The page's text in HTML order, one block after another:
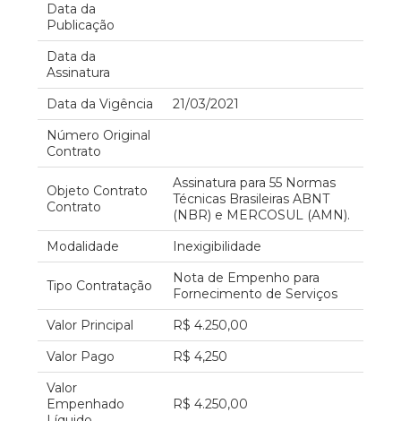
Data da
Publicação
Data da
Assinatura
Data da Vigência
21/03/2021
Número Original
Contrato
Objeto Contrato
Contrato
Assinatura para 55 Normas
Técnicas Brasileiras ABNT
(NBR) e MERCOSUL (AMN).
Modalidade
Inexigibilidade
Tipo Contratação
Nota de Empenho para
Fornecimento de Serviços
Valor Principal
R$ 4.250,00
Valor Pago
R$ 4,250
Valor
Empenhado
R$ 4.250,00